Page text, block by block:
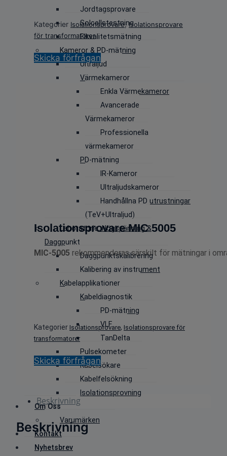
Jordtagsprovare
Solcellstestning
Elkvalitetsmätning
Kameror & PD-mätning
Ultraljud
Värmekameror
Enkla Värmekameror
Avancerade
Värmekameror
Professionella
värmekameror
PD-mätning
IR-Kameror
Ultraljudskameror
Handhållna PD utrustningar
(TeV+Ultraljud)
Laboratorie, Högspänning &
Daggpunkt
Daggpunktskalibrering
Kalibering av instrument
Kabelapplikationer
Kabeldiagnostik
PD-mätning
VLF
TanDelta
Pulsekometer
Kabelsökare
Kabelfelsökning
Isolationsprovning
Om Oss
Varumärken
Kontakt
Nyhetsbrev
Kategorier Isolationsprovare,Isolationsprovare
för transformatorer
Skicka förfrågan
Isolationsprovare MIC 5005
MIC-5005 rekommenderas särskilt för mätningar i
Kategorier Isolationsprovare, Isolationsprovare för
transformatorer
Skicka förfrågan
Beskrivning
Beskrivning